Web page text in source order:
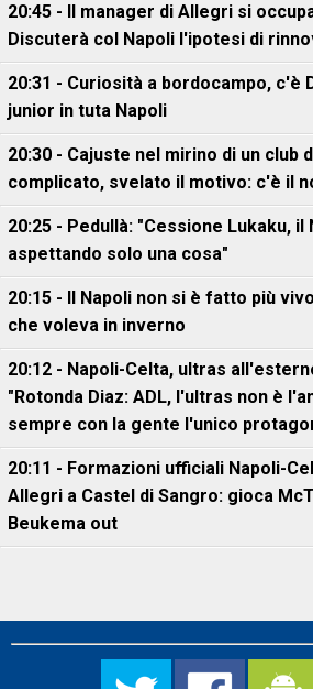
20:45 - Il manager di Allegri si
Discuterà col Napoli l'ipotesi di
20:31 - Curiosità a bordocampo, c'è
junior in tuta Napoli
20:30 - Cajuste nel mirino di un club
complicato, svelato il motivo: c'è il
20:25 - Pedullà: "Cessione Lukaku, il
aspettando solo una cosa"
20:15 - Il Napoli non si è fatto più
che voleva in inverno
20:12 - Napoli-Celta, ultras
"Rotonda Diaz: ADL, l'ultras non è
sempre con la gente l'unico
20:11 - Formazioni ufficiali Napoli-
Allegri a Castel di Sangro: gioca
Beukema out